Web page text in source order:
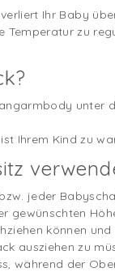
Ihr Baby
zu
unter
Ihrem Kind zu
jeder
gewünschten
können
ausziehen zu
während der